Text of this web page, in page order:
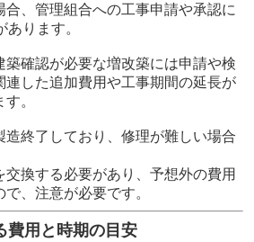
合、管理組合への工事申請や承認に
ります。
築確認が必要な増改築には申請や検
連した追加費用や工事期間の延長が
。
造終了しており、修理が難しい場合
交換する必要があり、予想外の費用
、注意が必要です。
費用と時期の目安